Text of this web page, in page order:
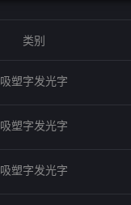
类别
吸塑字发光字
吸塑字发光字
吸塑字发光字